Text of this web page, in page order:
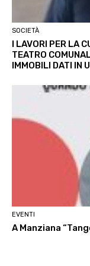
SOCIETÀ
I LAVORI PER LA
TEATRO
IMMOBILI DATI IN
EVENTI
A Manziana